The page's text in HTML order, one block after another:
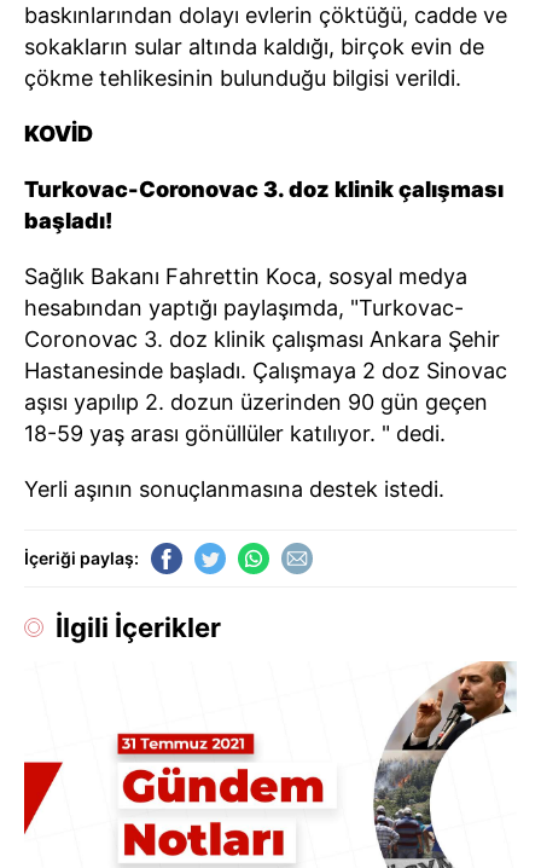
baskınlarından dolayı evlerin çöktüğü, cadde ve
sokakların sular altında kaldığı, birçok evin de
çökme tehlikesinin bulunduğu bilgisi verildi.
KOVİD
Turkovac-Coronovac 3. doz klinik çalışması
başladı!
Sağlık Bakanı Fahrettin Koca, sosyal medya
hesabından yaptığı paylaşımda, "Turkovac-
Coronovac 3. doz klinik çalışması Ankara Şehir
Hastanesinde başladı. Çalışmaya 2 doz Sinovac
aşısı yapılıp 2. dozun üzerinden 90 gün geçen
18-59 yaş arası gönüllüler katılıyor. " dedi.
Yerli aşının sonuçlanmasına destek istedi.
İçeriği paylaş:
İlgili İçerikler